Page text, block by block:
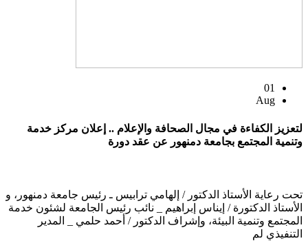
01
Aug
لتعزيز الكفاءة في مجال الصحافة والإعلام .. إعلان مركز خدمة
وتنمية المجتمع بجامعة دمنهور عن عقد دورة
تحت رعاية الأستاذ الدكتور / إلهامي ترابيس ـ رئيس جامعة دمنهور، و
الأستاذ الدكتورة / إيناس إبراهيم _ نائب رئيس الجامعة لشئون خدمة
المجتمع وتنمية البيئة، وإشراف الدكتور / أحمد حلمي _ المدير
التنفيذي لم